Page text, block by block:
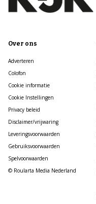
Over ons
Adverteren
Colofon
Cookie informatie
Cookie Instellingen
Privacy beleid
Disclaimer/vrijwaring
Leveringsvoorwaarden
Gebruiksvoorwaarden
Spelvoorwaarden
© Roularta Media Nederland